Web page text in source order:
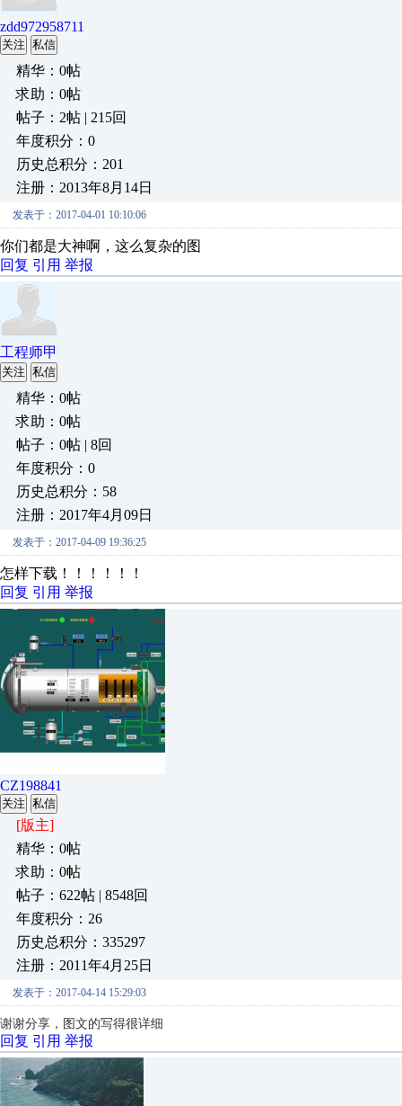
zdd972958711
关注 私信
精华：0帖
求助：0帖
帖子：2帖 | 215回
年度积分：0
历史总积分：201
注册：2013年8月14日
发表于：2017-04-01 10:10:06
你们都是大神啊，这么复杂的图
回复 引用 举报
工程师甲
关注 私信
精华：0帖
求助：0帖
帖子：0帖 | 8回
年度积分：0
历史总积分：58
注册：2017年4月09日
发表于：2017-04-09 19:36:25
怎样下载！！！！！！
回复 引用 举报
CZ198841
关注 私信
[版主]
精华：0帖
求助：0帖
帖子：622帖 | 8548回
年度积分：26
历史总积分：335297
注册：2011年4月25日
发表于：2017-04-14 15:29:03
谢谢分享，图文的写得很详细
回复 引用 举报